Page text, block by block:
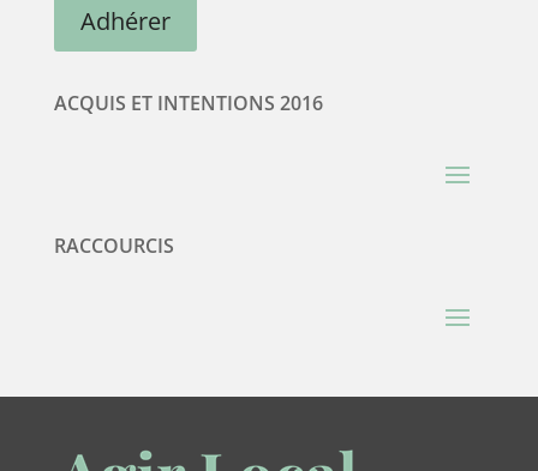
Adhérer
ACQUIS ET INTENTIONS 2016
RACCOURCIS